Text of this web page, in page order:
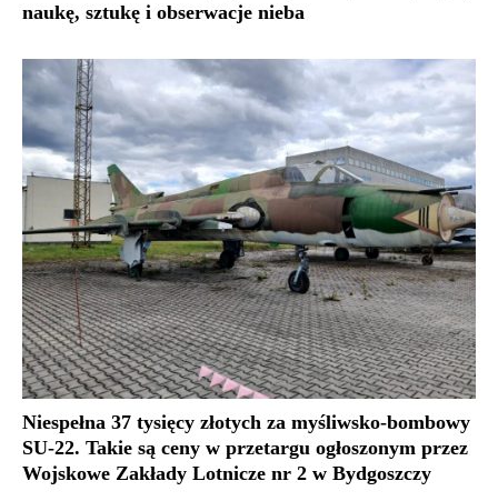
naukę, sztukę i obserwacje nieba
Niespełna 37 tysięcy złotych za myśliwsko-bombowy
SU-22. Takie są ceny w przetargu ogłoszonym przez
Wojskowe Zakłady Lotnicze nr 2 w Bydgoszczy